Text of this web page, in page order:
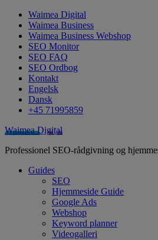
Waimea Digital
Waimea Business
Waimea Business Webshop
SEO Monitor
SEO FAQ
SEO Ordbog
Kontakt
Engelsk
Dansk
+45 71995859
Waimea Digital
Professionel SEO-rådgivning og
Guides
SEO
Hjemmeside Guide
Google Ads
Webshop
Keyword planner
Videogalleri